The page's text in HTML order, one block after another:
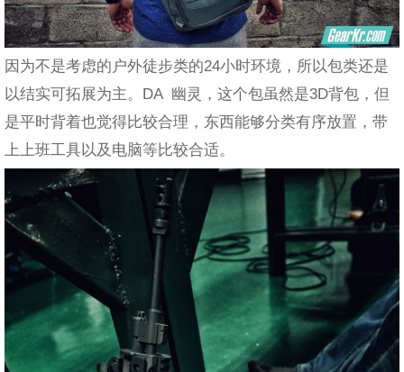
因为不是考虑的户外徒步类的24小时环境，所以包类还是
以结实可拓展为主。DA 幽灵，这个包虽然是3D背包，但
是平时背着也觉得比较合理，东西能够分类有序放置，带
上上班工具以及电脑等比较合适。